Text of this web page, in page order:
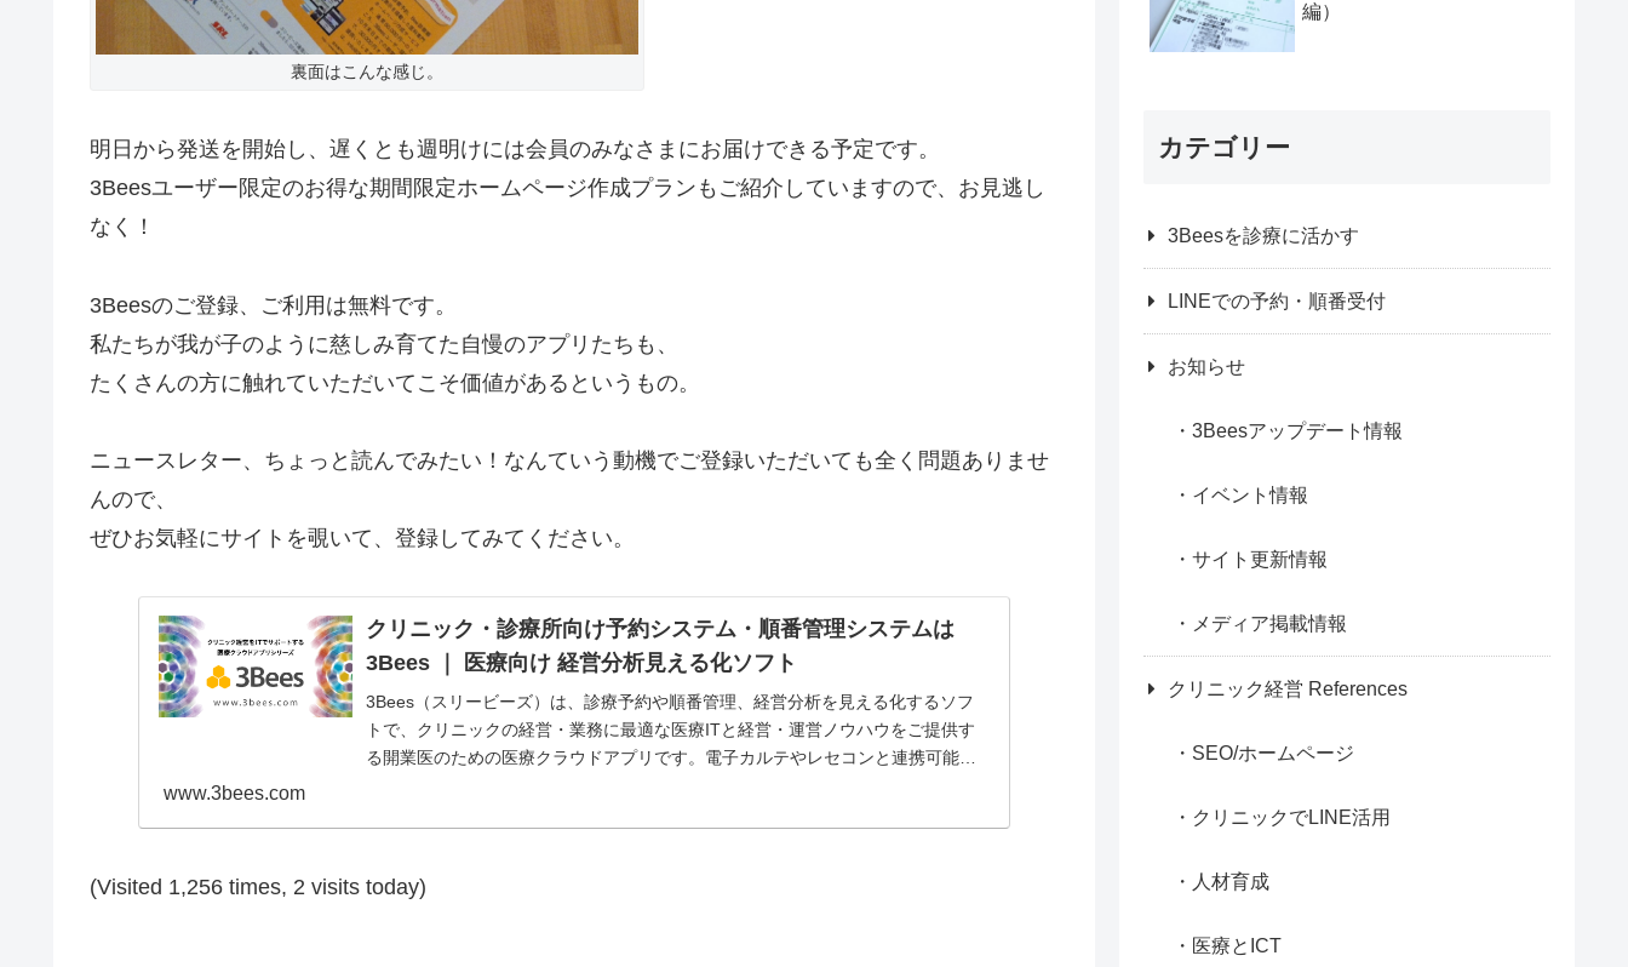
裏面はこんな感じ。
明日から発送を開始し、遅くとも週明けには会員のみなさまにお届けできる予定です。
3Beesユーザー限定のお得な期間限定ホームページ作成プランもご紹介していますので、お見逃し
なく！
3Beesのご登録、ご利用は無料です。
私たちが我が子のように慈しみ育てた自慢のアプリたちも、
たくさんの方に触れていただいてこそ価値があるというもの。
ニュースレター、ちょっと読んでみたい！なんていう動機でご登録いただいても全く問題ありませ
んので、
ぜひお気軽にサイトを覗いて、登録してみてください。
クリニック・診療所向け予約システム・順番管理システムは
3Bees ｜ 医療向け 経営分析見える化ソフト
3Bees（スリービーズ）は、診療予約や順番管理、経営分析を見える化するソフ
トで、クリニックの経営・業務に最適な医療ITと経営・運営ノウハウをご提供す
る開業医のための医療クラウドアプリです。電子カルテやレセコンと連携可能。
www.3bees.com
(Visited 1,256 times, 2 visits today)
編）
カテゴリー
3Beesを診療に活かす
LINEでの予約・順番受付
お知らせ
3Beesアップデート情報
イベント情報
サイト更新情報
メディア掲載情報
クリニック経営 References
SEO/ホームページ
クリニックでLINE活用
人材育成
医療とICT